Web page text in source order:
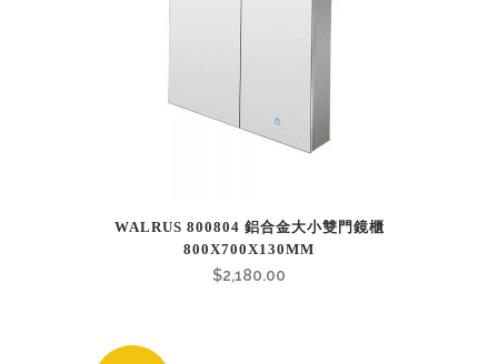
WALRUS 800804 鋁合金大小雙門鏡櫃
800X700X130MM
$2,180.00